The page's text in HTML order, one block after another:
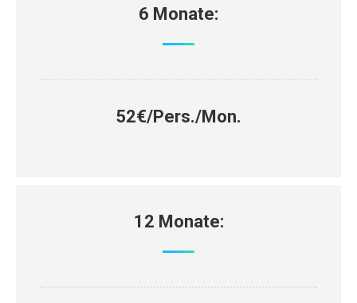
6 Monate:
52€/Pers./Mon.
12 Monate: